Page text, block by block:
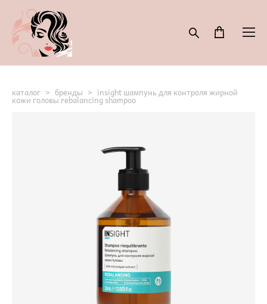
каталог > бренды > insight шампунь для контроля жирной
кожи головы rebalancing shampoo